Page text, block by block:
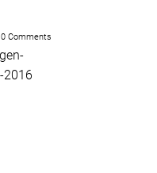
0 Comments
2016